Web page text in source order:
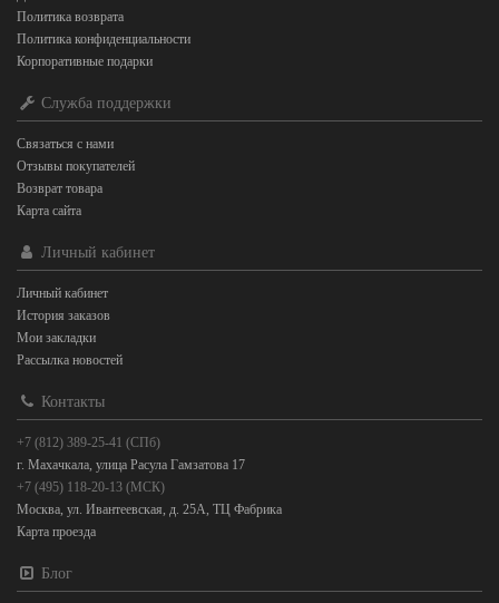
Политика возврата
Политика конфиденциальности
Корпоративные подарки
Служба поддержки
Связаться с нами
Отзывы покупателей
Возврат товара
Карта сайта
Личный кабинет
Личный кабинет
История заказов
Мои закладки
Рассылка новостей
Контакты
+7 (812) 389-25-41 (СПб)
г. Махачкала, улица Расула Гамзатова 17
+7 (495) 118-20-13 (МСК)
Москва, ул. Ивантеевская, д. 25А, ТЦ Фабрика
Карта проезда
Блог